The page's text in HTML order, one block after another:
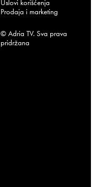
Uslovi korišćenja
Prodaja i marketing
© Adria TV. Sva prava
pridržana